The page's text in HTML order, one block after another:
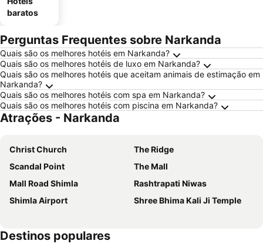
baratos
Perguntas Frequentes sobre Narkanda
Quais são os melhores hotéis em Narkanda?
Quais são os melhores hotéis de luxo em Narkanda?
Quais são os melhores hotéis que aceitam animais de estimação em
Narkanda?
Quais são os melhores hotéis com spa em Narkanda?
Quais são os melhores hotéis com piscina em Narkanda?
Atrações - Narkanda
Christ Church
The Ridge
Scandal Point
The Mall
Mall Road Shimla
Rashtrapati Niwas
Shimla Airport
Shree Bhima Kali Ji Temple
Destinos populares